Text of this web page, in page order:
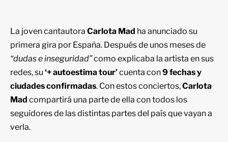
La joven cantautora Carlota Mad ha anunciado su
primera gira por España. Después de unos meses de
“dudas e inseguridad”como explicaba la artista en sus
redes, su ‘+ autoestima tour’cuenta con9 fechas y
ciudades confirmadas. Con estos conciertos,Carlota
Mad compartirá una parte de ella con todos los
seguidores de las distintas partes del país que vayan a
verla.